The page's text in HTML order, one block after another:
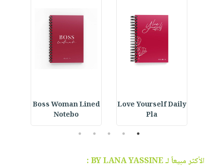
Love Yourself Daily
Pla
Boss Woman Lined
Notebo
1
2
3
4
5
الأكثر مبيعاً لـ BY LANA YASSINE :